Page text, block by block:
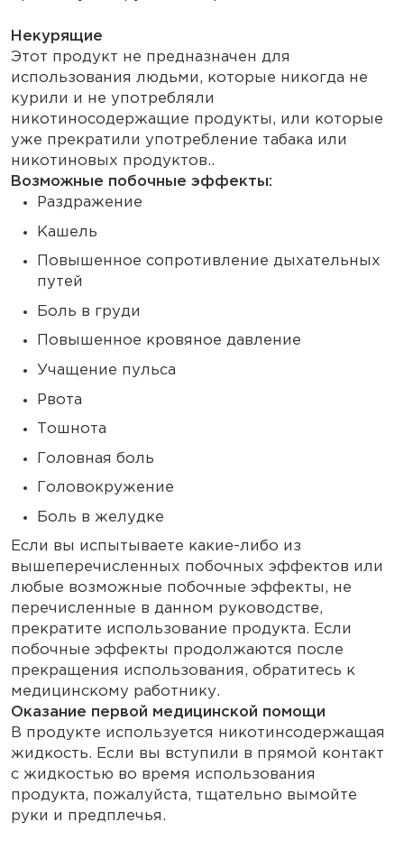
Некурящие
Этот продукт не предназначен для
использования людьми, которые никогда не
курили и не употребляли
никотиносодержащие продукты, или которые
уже прекратили употребление табака или
никотиновых продуктов..
Возможные побочные эффекты:
Раздражение
Кашель
Повышенное сопротивление дыхательных
путей
Боль в груди
Повышенное кровяное давление
Учащение пульса
Рвота
Тошнота
Головная боль
Головокружение
Боль в желудке
Если вы испытываете какие-либо из
вышеперечисленных побочных эффектов или
любые возможные побочные эффекты, не
перечисленные в данном руководстве,
прекратите использование продукта. Если
побочные эффекты продолжаются после
прекращения использования, обратитесь к
медицинскому работнику.
Оказание первой медицинской помощи
В продукте используется никотинсодержащая
жидкость. Если вы вступили в прямой контакт
с жидкостью во время использования
продукта, пожалуйста, тщательно вымойте
руки и предплечья.